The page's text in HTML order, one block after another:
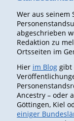
Wer aus seinem
abgeschrieben
Redaktion zu
Ortsseiten im
Hier im Bloggibt
Ancestry – oder
Göttingen, Kiel
einiger